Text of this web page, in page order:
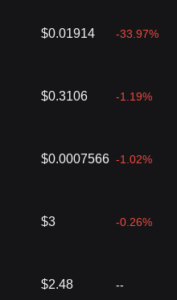
$0.01914 -33.97%
$0.3106 -1.19%
$0.0007566 -1.02%
$3 -0.26%
$2.48 --